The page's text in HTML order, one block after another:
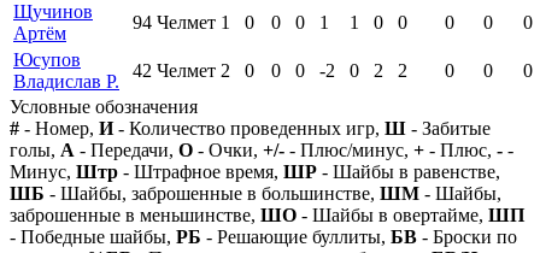
Щучинов
Артём
94 Челмет 1 0 0 0 1 1 0 0 0 0
0
Юсупов
Владислав Р.
42 Челмет 2 0 0 0 -2 0 2 2 0 0
0
Условные обозначения
# - Номер, И- Количество проведенных игр, Ш - Забитые
голы, А - Передачи, О - Очки, +/- - Плюс/минус, + - Плюс, - -
Минус, Штр - Штрафное время, ШР - Шайбы в равенстве,
ШБ - Шайбы, заброшенные в большинстве, ШМ - Шайбы,
заброшенные в меньшинстве, ШО - Шайбы в овертайме, ШП
- Победные шайбы, РБ - Решающие буллиты, БВ - Броски по